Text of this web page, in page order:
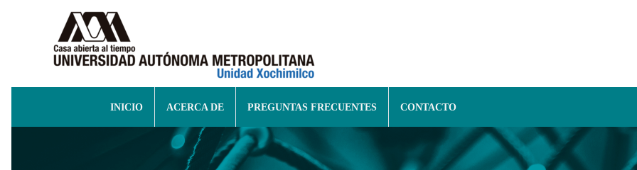
INICIO ACERCA DE PREGUNTAS FRECUENTES CONTACTO